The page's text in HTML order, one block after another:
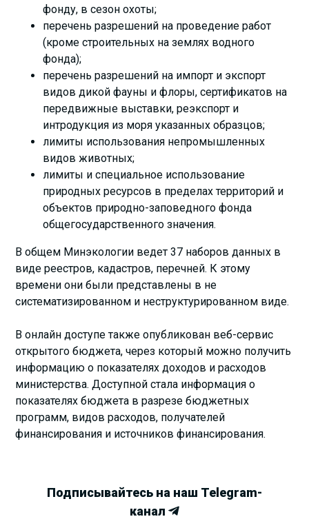
фонду, в сезон охоты;
перечень разрешений на проведение работ
(кроме строительных на землях водного
фонда);
перечень разрешений на импорт и экспорт
видов дикой фауны и флоры, сертификатов на
передвижные выставки, реэкспорт и
интродукция из моря указанных образцов;
лимиты использования непромышленных
видов животных;
лимиты и специальное использование
природных ресурсов в пределах территорий и
объектов природно-заповедного фонда
общегосударственного значения.
В общем Минэкологии ведет 37 наборов данных в
виде реестров, кадастров, перечней. К этому
времени они были представлены в не
систематизированном и неструктурированном виде.
В онлайн доступе также опубликован веб-сервис
открытого бюджета, через который можно получить
информацию о показателях доходов и расходов
министерства. Доступной стала информация о
показателях бюджета в разрезе бюджетных
программ, видов расходов, получателей
финансирования и источников финансирования.
Подписывайтесь на наш Telegram-
канал